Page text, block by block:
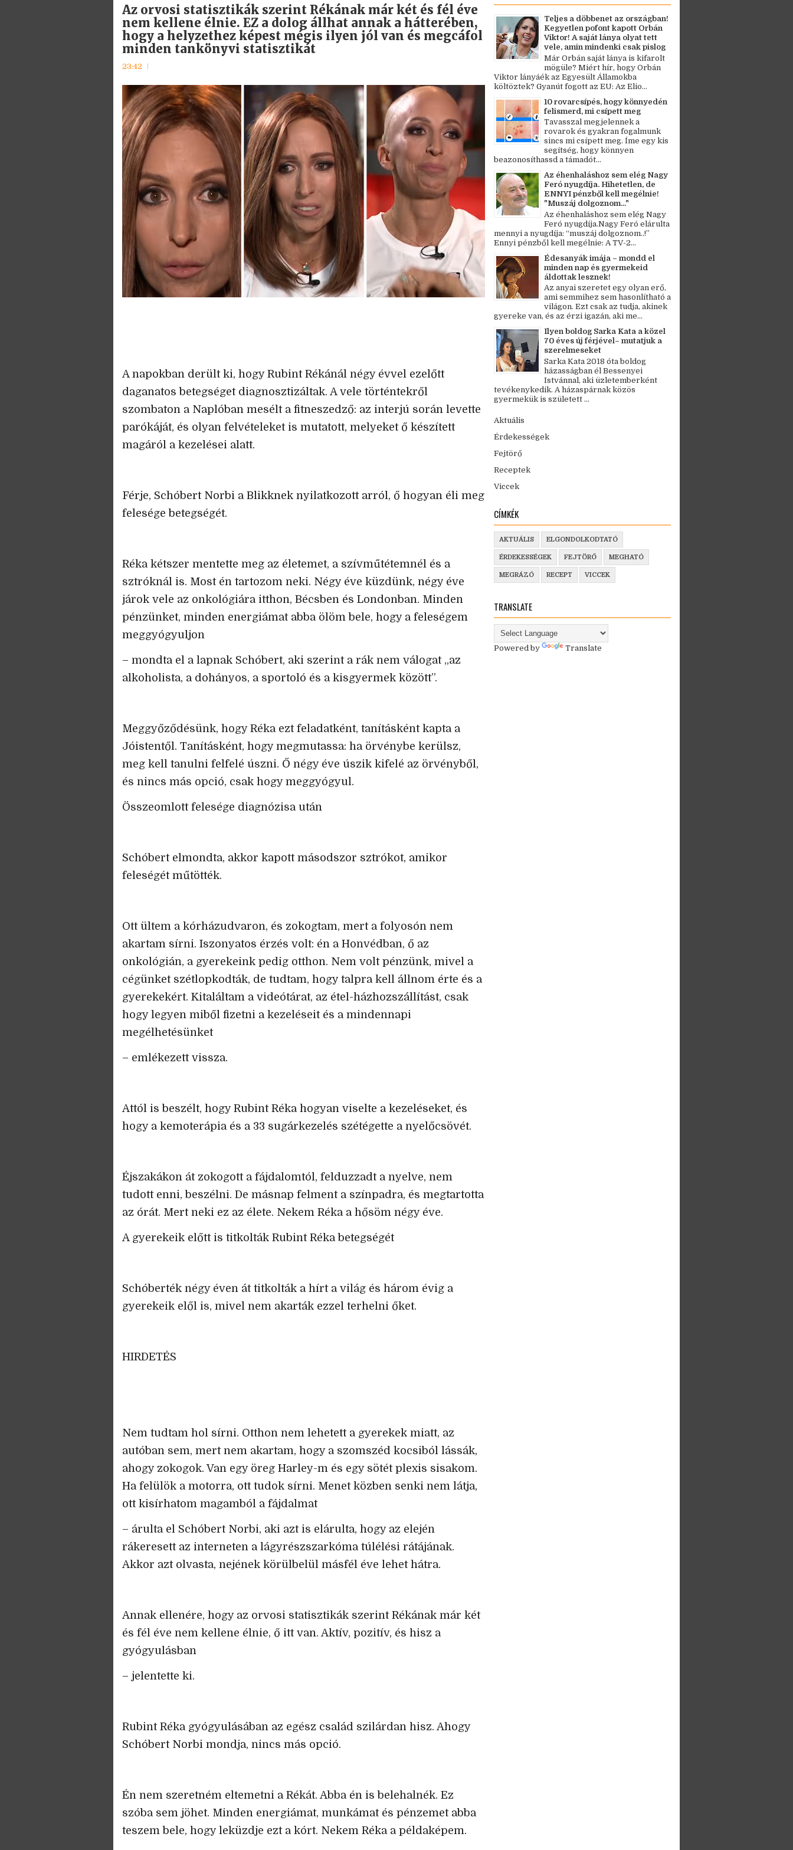
Az orvosi statisztikák szerint Rékának már két és fél éve
nem kellene élnie. EZ a dolog állhat annak a hátterében,
hogy a helyzethez képest mégis ilyen jól van és megcáfol
minden tankönyvi statisztikát
23:42
A napokban derült ki, hogy Rubint Rékánál négy évvel ezelőtt
daganatos betegséget diagnosztizáltak. A vele történtekről
szombaton a Naplóban mesélt a fitneszedző: az interjú során levette
parókáját, és olyan felvételeket is mutatott, melyeket ő készített
magáról a kezelései alatt.
Férje, Schóbert Norbi a Blikknek nyilatkozott arról, ő hogyan éli meg
felesége betegségét.
Réka kétszer mentette meg az életemet, a szívműtétemnél és a
sztróknál is. Most én tartozom neki. Négy éve küzdünk, négy éve
járok vele az onkológiára itthon, Bécsben és Londonban. Minden
pénzünket, minden energiámat abba ölöm bele, hogy a feleségem
meggyógyuljon
– mondta el a lapnak Schóbert, aki szerint a rák nem válogat „az
alkoholista, a dohányos, a sportoló és a kisgyermek között”.
Meggyőződésünk, hogy Réka ezt feladatként, tanításként kapta a
Jóistentől. Tanításként, hogy megmutassa: ha örvénybe kerülsz,
meg kell tanulni felfelé úszni. Ő négy éve úszik kifelé az örvényből,
és nincs más opció, csak hogy meggyógyul.
Összeomlott felesége diagnózisa után
Schóbert elmondta, akkor kapott másodszor sztrókot, amikor
feleségét műtötték.
Ott ültem a kórházudvaron, és zokogtam, mert a folyosón nem
akartam sírni. Iszonyatos érzés volt: én a Honvédban, ő az
onkológián, a gyerekeink pedig otthon. Nem volt pénzünk, mivel a
cégünket szétlopkodták, de tudtam, hogy talpra kell állnom érte és a
gyerekekért. Kitaláltam a videótárat, az étel-házhozszállítást, csak
hogy legyen miből fizetni a kezeléseit és a mindennapi
megélhetésünket
– emlékezett vissza.
Attól is beszélt, hogy Rubint Réka hogyan viselte a kezeléseket, és
hogy a kemoterápia és a 33 sugárkezelés szétégette a nyelőcsövét.
Éjszakákon át zokogott a fájdalomtól, felduzzadt a nyelve, nem
tudott enni, beszélni. De másnap felment a színpadra, és megtartotta
az órát. Mert neki ez az élete. Nekem Réka a hősöm négy éve.
A gyerekeik előtt is titkolták Rubint Réka betegségét
Schóberték négy éven át titkolták a hírt a világ és három évig a
gyerekeik elől is, mivel nem akarták ezzel terhelni őket.
HIRDETÉS
Nem tudtam hol sírni. Otthon nem lehetett a gyerekek miatt, az
autóban sem, mert nem akartam, hogy a szomszéd kocsiból lássák,
ahogy zokogok. Van egy öreg Harley-m és egy sötét plexis sisakom.
Ha felülök a motorra, ott tudok sírni. Menet közben senki nem látja,
ott kisírhatom magamból a fájdalmat
– árulta el Schóbert Norbi, aki azt is elárulta, hogy az elején
rákeresett az interneten a lágyrészszarkóma túlélési rátájának.
Akkor azt olvasta, nejének körülbelül másfél éve lehet hátra.
Annak ellenére, hogy az orvosi statisztikák szerint Rékának már két
és fél éve nem kellene élnie, ő itt van. Aktív, pozitív, és hisz a
gyógyulásban
– jelentette ki.
Rubint Réka gyógyulásában az egész család szilárdan hisz. Ahogy
Schóbert Norbi mondja, nincs más opció.
Én nem szeretném eltemetni a Rékát. Abba én is belehalnék. Ez
szóba sem jöhet. Minden energiámat, munkámat és pénzemet abba
teszem bele, hogy leküzdje ezt a kórt. Nekem Réka a példaképem.
Teljes a döbbenet az országban!
Kegyetlen pofont kapott Orbán
Viktor! A saját lánya olyat tett
vele, amin mindenki csak pislog
Már Orbán saját lánya is kifarolt
mögüle? Miért hír, hogy Orbán
Viktor lányáék az Egyesült Államokba
költöztek? Gyanút fogott az EU: Az Elio...
10 rovarcsípés, hogy könnyedén
felismerd, mi csípett meg
Tavasszal megjelennek a
rovarok és gyakran fogalmunk
sincs mi csípett meg. Íme egy kis
segítség, hogy könnyen
beazonosíthassd a támadót...
Az éhenhaláshoz sem elég Nagy
Feró nyugdíja. Hihetetlen, de
ENNYI pénzből kell megélnie!
"Muszáj dolgoznom..."
Az éhenhaláshoz sem elég Nagy
Feró nyugdíja.Nagy Feró elárulta
mennyi a nyugdíja: “muszáj dolgoznom..!”
Ennyi pénzből kell megélnie: A TV-2...
Édesanyák imája – mondd el
minden nap és gyermekeid
áldottak lesznek!
Az anyai szeretet egy olyan erő,
ami semmihez sem hasonlítható a
világon. Ezt csak az tudja, akinek
gyereke van, és az érzi igazán, aki me...
Ilyen boldog Sarka Kata a közel
70 éves új férjével– mutatjuk a
szerelmeseket
Sarka Kata 2018 óta boldog
házasságban él Bessenyei
Istvánnal, aki üzletemberként
tevékenykedik. A házaspárnak közös
gyermekük is született ...
Aktuális
Érdekességek
Fejtörő
Receptek
Viccek
CÍMKÉK
AKTUÁLIS ELGONDOLKODTATÓ
ÉRDEKESSÉGEK FEJTÖRŐ MEGHATÓ
MEGRÁZÓ RECEPT VICCEK
TRANSLATE
Powered by Translate